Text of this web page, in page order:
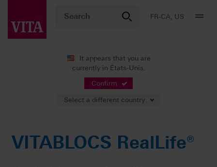
FR-CA, US
It appears that you are
currently in États-Unis.
Confirm
Select a different country
Production CFAO
Restauration unitaire
VITABLOCS RealLife®